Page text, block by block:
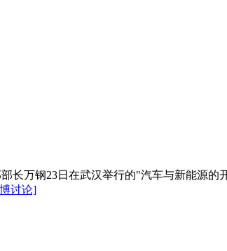
长万钢23日在武汉举行的"汽车与新能源
讨论]